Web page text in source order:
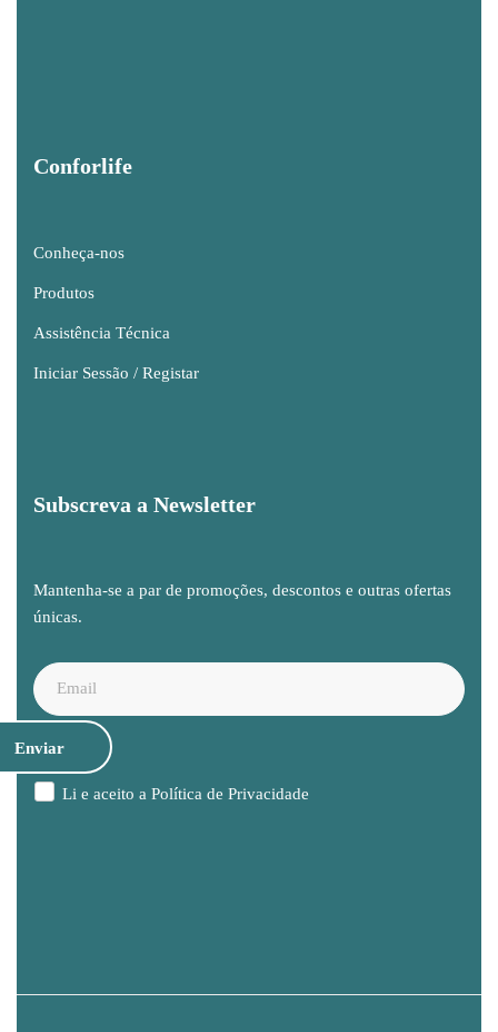
Conforlife
Conheça-nos
Produtos
Assistência Técnica
Iniciar Sessão / Registar
Subscreva a Newsletter
Mantenha-se a par de promoções, descontos e outras ofertas
únicas.
Li e aceito a Política de Privacidade